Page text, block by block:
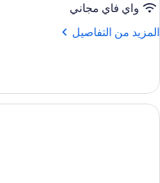
واي فاي مجاني
المزيد من التفاصيل
المزيد
Two
Queen
Room